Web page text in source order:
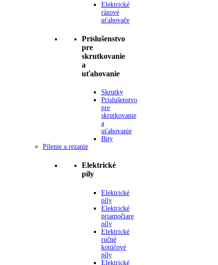
Elektrické
rázové
uťahovače
Príslušenstvo
pre
skrutkovanie
a
uťahovanie
Skrutky
Príslušenstvo
pre
skrutkovanie
a
uťahovanie
Bity
Pílenie a rezanie
Elektrické
píly
Elektrické
píly
Elektrické
priamočiare
píly
Elektrické
ručné
kotúčové
píly
Elektrické